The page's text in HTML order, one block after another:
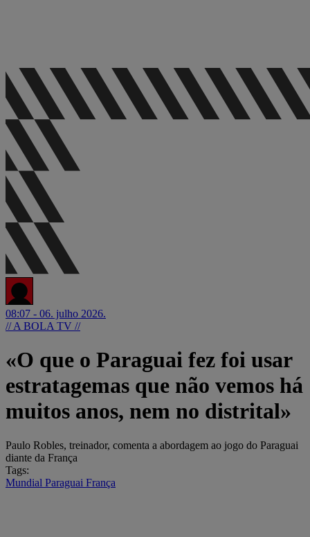
08:07 - 06. julho 2026.
// A BOLA TV //
«O que o Paraguai fez foi usar
estratagemas que não vemos há
muitos anos, nem no distrital»
Paulo Robles, treinador, comenta a abordagem ao jogo do Paraguai
diante da França
Tags:
Mundial Paraguai França